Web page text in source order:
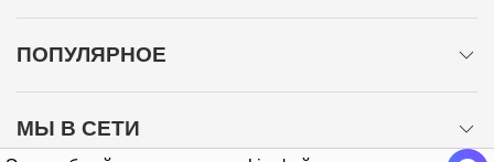
ПОПУЛЯРНОЕ
МЫ В СЕТИ